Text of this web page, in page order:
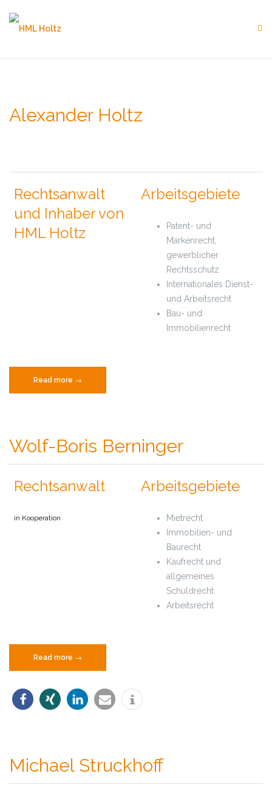
Alexander Holtz
Rechtsanwalt
und Inhaber von
HML Holtz
Arbeitsgebiete
Patent- und
Markenrecht,
gewerblicher
Rechtsschutz
Internationales Dienst-
und Arbeitsrecht
Bau- und
Immobilienrecht
Read more „Alexander
Holtz“
→
Wolf-Boris Berninger
Rechtsanwalt
in Kooperation
Arbeitsgebiete
Mietrecht
Immobilien- und
Baurecht
Kaufrecht und
allgemeines
Schuldrecht
Arbeitsrecht
Read more „Wolf-
Boris
→
Michael Struckhoff